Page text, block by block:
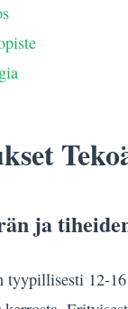
ja
tyypillisesti 12-